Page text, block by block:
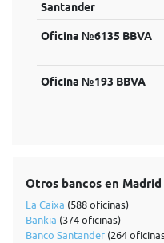
Santander
Oficina №6135 BBVA
Oficina №193 BBVA
Otros bancos en Madrid
La Caixa (588 oficinas)
Bankia (374 oficinas)
Banco Santander (264